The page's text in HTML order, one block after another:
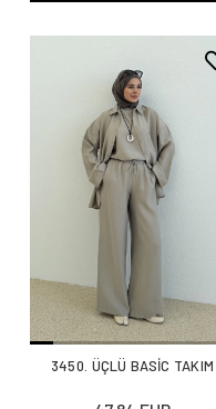
3450. ÜÇLÜ BASİC TAKIM
47,84 EUR